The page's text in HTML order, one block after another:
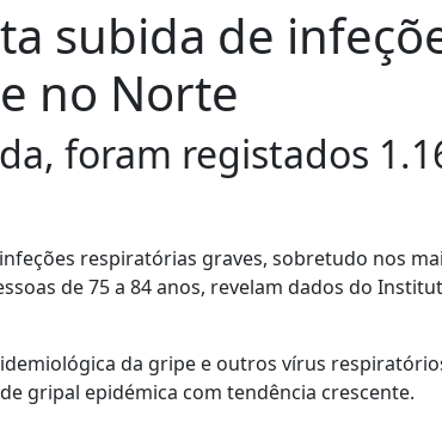
subida de
no Norte
foram registados
respiratórias graves, sobretudo nos
de 75 a 84 anos, revelam dados do
da gripe e outros vírus
gripal epidémica com tendência crescente.